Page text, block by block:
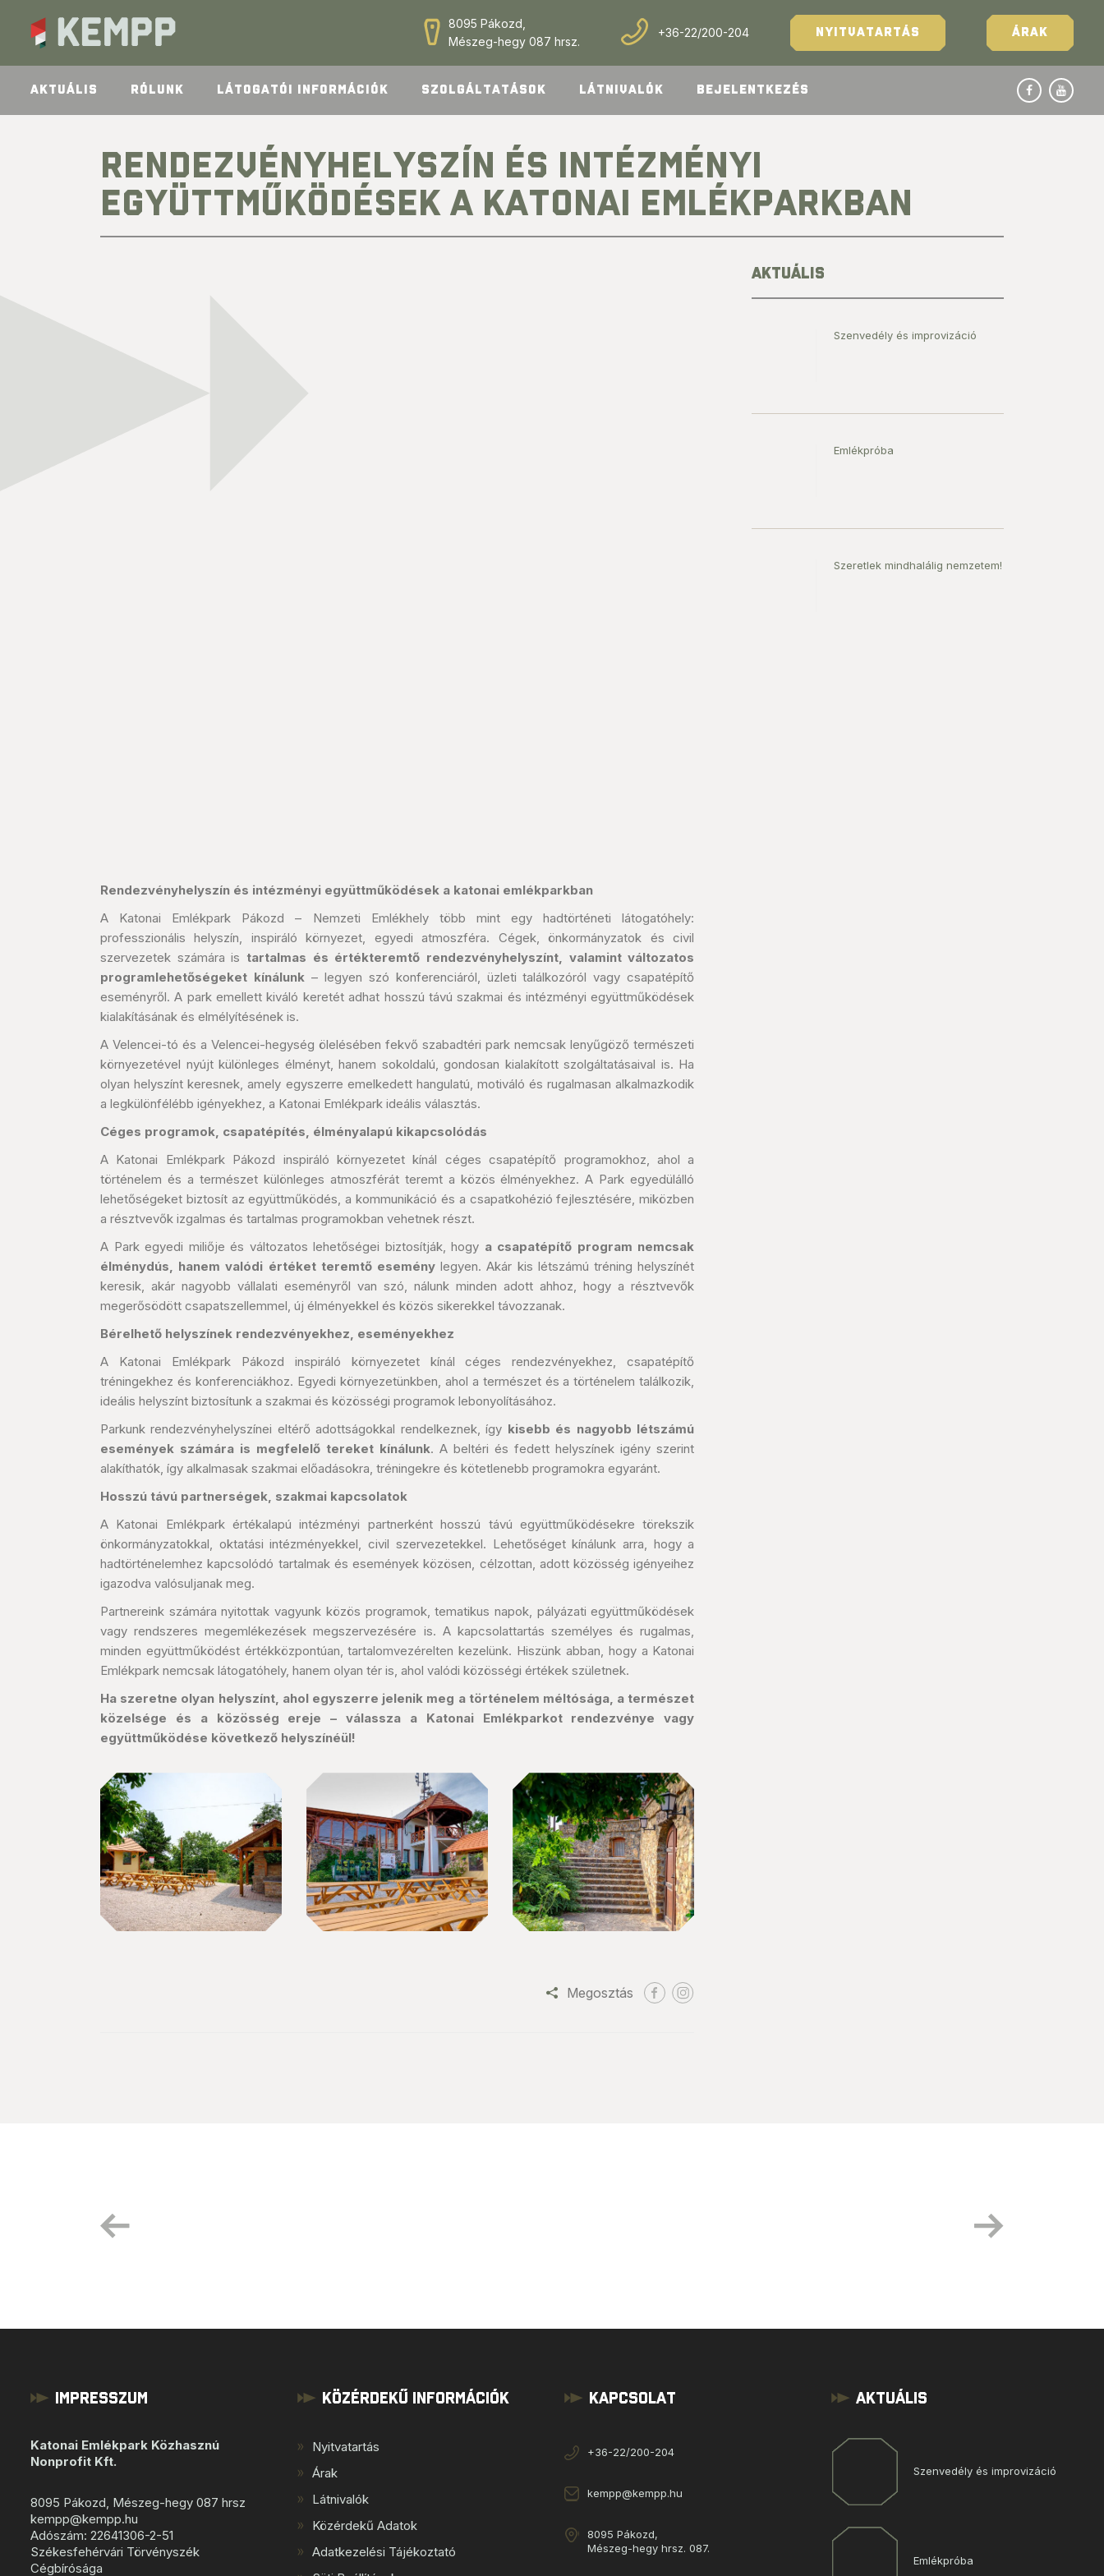
8095 Pákozd,
Mészeg-hegy 087 hrsz.
+36-22/200-204 NYITVATARTÁS ÁRAK
AKTUÁLIS RÓLUNK LÁTOGATÓI INFORMÁCIÓK SZOLGÁLTATÁSOK LÁTNIVALÓK BEJELENTKEZÉS
RENDEZVÉNYHELYSZÍN ÉS INTÉZMÉNYI
EGYÜTTMŰKÖDÉSEK A KATONAI EMLÉKPARKBAN
Rendezvényhelyszín és intézményi együttműködések a katonai emlékparkban
A Katonai Emlékpark Pákozd – Nemzeti Emlékhely több mint egy hadtörténeti látogatóhely:
professzionális helyszín, inspiráló környezet, egyedi atmoszféra. Cégek, önkormányzatok és civil
szervezetek számára is tartalmas és értékteremtő rendezvényhelyszínt, valamint változatos
programlehetőségeket kínálunk– legyen szó konferenciáról, üzleti találkozóról vagy csapatépítő
eseményről. A park emellett kiváló keretét adhat hosszú távú szakmai és intézményi együttműködések
kialakításának és elmélyítésének is.
A Velencei-tó és a Velencei-hegység ölelésében fekvő szabadtéri park nemcsak lenyűgöző természeti
környezetével nyújt különleges élményt, hanem sokoldalú, gondosan kialakított szolgáltatásaival is. Ha
olyan helyszínt keresnek, amely egyszerre emelkedett hangulatú, motiváló és rugalmasan alkalmazkodik
a legkülönfélébb igényekhez, a Katonai Emlékpark ideális választás.
Céges programok, csapatépítés, élményalapú kikapcsolódás
A Katonai Emlékpark Pákozd inspiráló környezetet kínál céges csapatépítő programokhoz, ahol a
történelem és a természet különleges atmoszférát teremt a közös élményekhez. A Park egyedülálló
lehetőségeket biztosít az együttműködés, a kommunikáció és a csapatkohézió fejlesztésére, miközben
a résztvevők izgalmas és tartalmas programokban vehetnek részt.
A Park egyedi miliője és változatos lehetőségei biztosítják, hogy a csapatépítő program nemcsak
élménydús, hanem valódi értéket teremtő esemény legyen. Akár kis létszámú tréning helyszínét
keresik, akár nagyobb vállalati eseményről van szó, nálunk minden adott ahhoz, hogy a résztvevők
megerősödött csapatszellemmel, új élményekkel és közös sikerekkel távozzanak.
Bérelhető helyszínek rendezvényekhez, eseményekhez
A Katonai Emlékpark Pákozd inspiráló környezetet kínál céges rendezvényekhez, csapatépítő
tréningekhez és konferenciákhoz. Egyedi környezetünkben, ahol a természet és a történelem találkozik,
ideális helyszínt biztosítunk a szakmai és közösségi programok lebonyolításához.
Parkunk rendezvényhelyszínei eltérő adottságokkal rendelkeznek, így kisebb és nagyobb létszámú
események számára is megfelelő tereket kínálunk. A beltéri és fedett helyszínek igény szerint
alakíthatók, így alkalmasak szakmai előadásokra, tréningekre és kötetlenebb programokra egyaránt.
Hosszú távú partnerségek, szakmai kapcsolatok
A Katonai Emlékpark értékalapú intézményi partnerként hosszú távú együttműködésekre törekszik
önkormányzatokkal, oktatási intézményekkel, civil szervezetekkel. Lehetőséget kínálunk arra, hogy a
hadtörténelemhez kapcsolódó tartalmak és események közösen, célzottan, adott közösség igényeihez
igazodva valósuljanak meg.
Partnereink számára nyitottak vagyunk közös programok, tematikus napok, pályázati együttműködések
vagy rendszeres megemlékezések megszervezésére is. A kapcsolattartás személyes és rugalmas,
minden együttműködést értékközpontúan, tartalomvezérelten kezelünk. Hiszünk abban, hogy a Katonai
Emlékpark nemcsak látogatóhely, hanem olyan tér is, ahol valódi közösségi értékek születnek.
Ha szeretne olyan helyszínt, ahol egyszerre jelenik meg a történelem méltósága, a természet
közelsége és a közösség ereje – válassza a Katonai Emlékparkot rendezvénye vagy
együttműködése következő helyszínéül!
Megosztás
AKTUÁLIS
Szenvedély és improvizáció
Emlékpróba
Szeretlek mindhalálig nemzetem!
Impresszum
Katonai Emlékpark Közhasznú
Nonprofit Kft.
8095 Pákozd, Mészeg-hegy 087 hrsz
kempp@kempp.hu
Adószám: 22641306-2-51
Székesfehérvári Törvényszék
Cégbírósága
Közérdekű Információk
Nyitvatartás
Árak
Látnivalók
Közérdekű Adatok
Adatkezelési Tájékoztató
Kapcsolat
+36-22/200-204
kempp@kempp.hu
8095 Pákozd,
Mészeg-hegy hrsz. 087.
Aktuális
Szenvedély és improvizáció
Emlékpróba